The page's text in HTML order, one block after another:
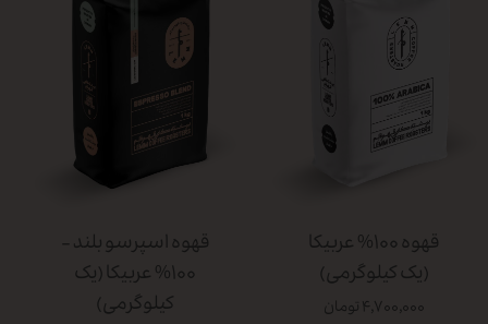
قهوه ۱۰۰% عربیکا
(یک کیلوگرمی)
۴,۷۰۰,۰۰۰ تومان
قهوه اسپرسو بلند -
۱۰۰% عربیکا (یک
کیلوگرمی)